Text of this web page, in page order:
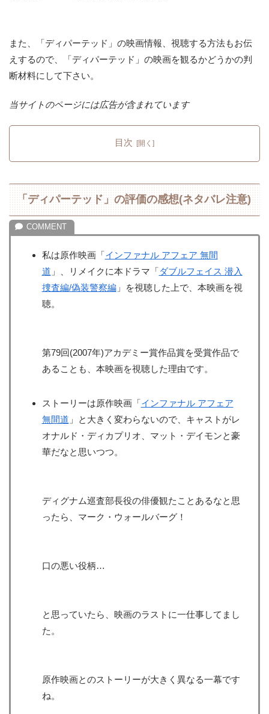
また、「ディパーテッド」の映画情報、視聴する方法もお伝
えするので、「ディパーテッド」の映画を観るかどうかの判
断材料にして下さい。
当サイトのページには広告が含まれています
目次
「ディパーテッド」の評価の感想(ネタバレ注意)
私は原作映画「インファナル アフェア 無間
道 」、リメイクに本ドラマ「ダブルフェイス 潜入
捜査編/偽装警察編」を視聴した上で、本映画を視
聴。
第79回(2007年)アカデミー賞作品賞を受賞作品で
あることも、本映画を視聴した理由です。
ストーリーは原作映画「インファナル アフェア
無間道 」と大きく変わらないので、キャストがレ
オナルド・ディカプリオ、マット・デイモンと豪
華だなと思いつつ。
ディグナム巡査部長役の俳優観たことあるなと思
ったら、マーク・ウォールバーグ！
口の悪い役柄…
と思っていたら、映画のラストに一仕事してまし
た。
原作映画とのストーリーが大きく異なる一幕です
ね。